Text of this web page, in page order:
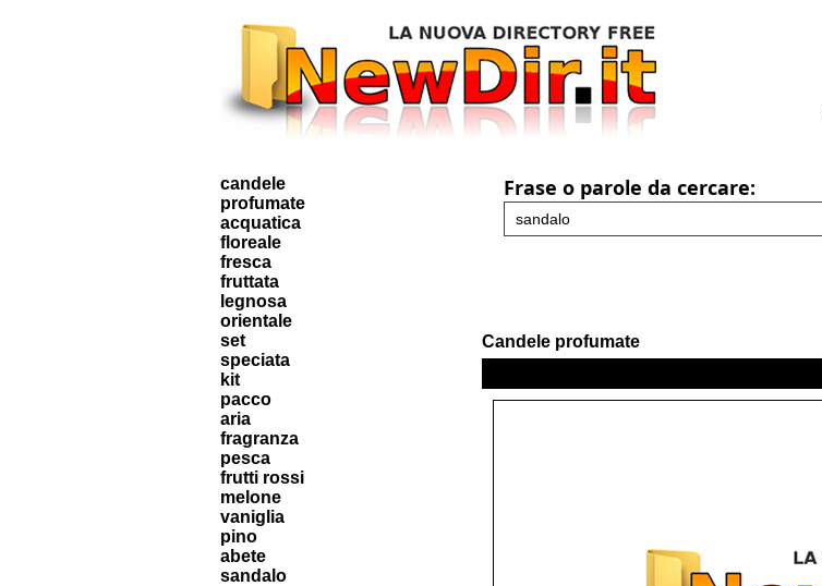
candele
profumate
acquatica
floreale
fresca
fruttata
legnosa
orientale
set
speciata
kit
pacco
aria
fragranza
pesca
frutti rossi
melone
vaniglia
pino
abete
sandalo
Frase o parole da cercare:
Candele profumate